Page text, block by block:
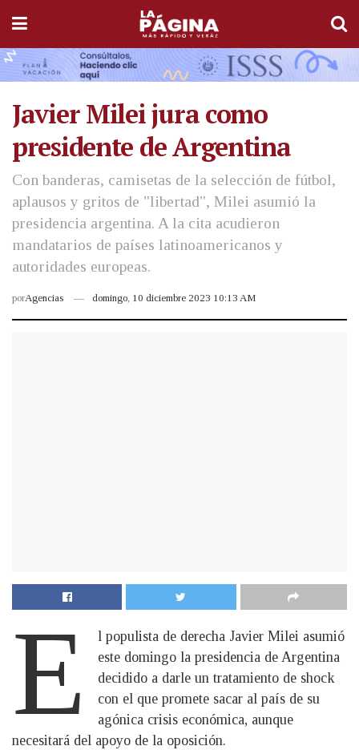
Javier Milei jura como
presidente de Argentina
Con banderas, camisetas de la selección de fútbol,
aplausos y gritos de "libertad", Milei asumió la
presidencia argentina. A la cita acudieron
mandatarios de países latinoamericanos y
autoridades europeas.
porAgencias domingo, 10 diciembre 2023 10:13 AM
E
l populista de derecha Javier Milei asumió
este domingo la presidencia de Argentina
decidido a darle un tratamiento de shock
con el que promete sacar al país de su
agónica crisis económica, aunque
necesitará del apoyo de la oposición.